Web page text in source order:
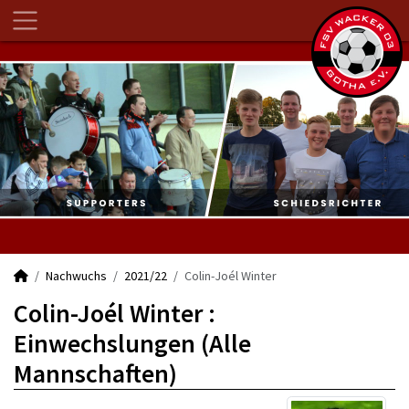
Nachwuchs 2021/22 Colin-Joél Winter
Colin-Joél Winter :
Einwechslungen (Alle
Mannschaften)